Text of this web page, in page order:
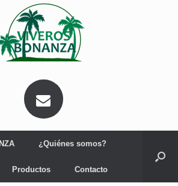
¿Quiénes somos?
Productos Contacto